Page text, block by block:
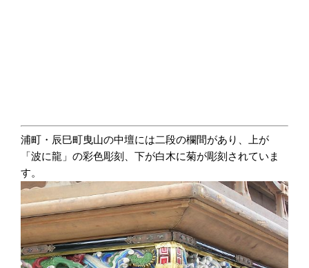
浦町・辰巳町曳山の中壇には二段の欄間があり、上が
「波に龍」の彩色彫刻、下が白木に菊が彫刻されていま
す。